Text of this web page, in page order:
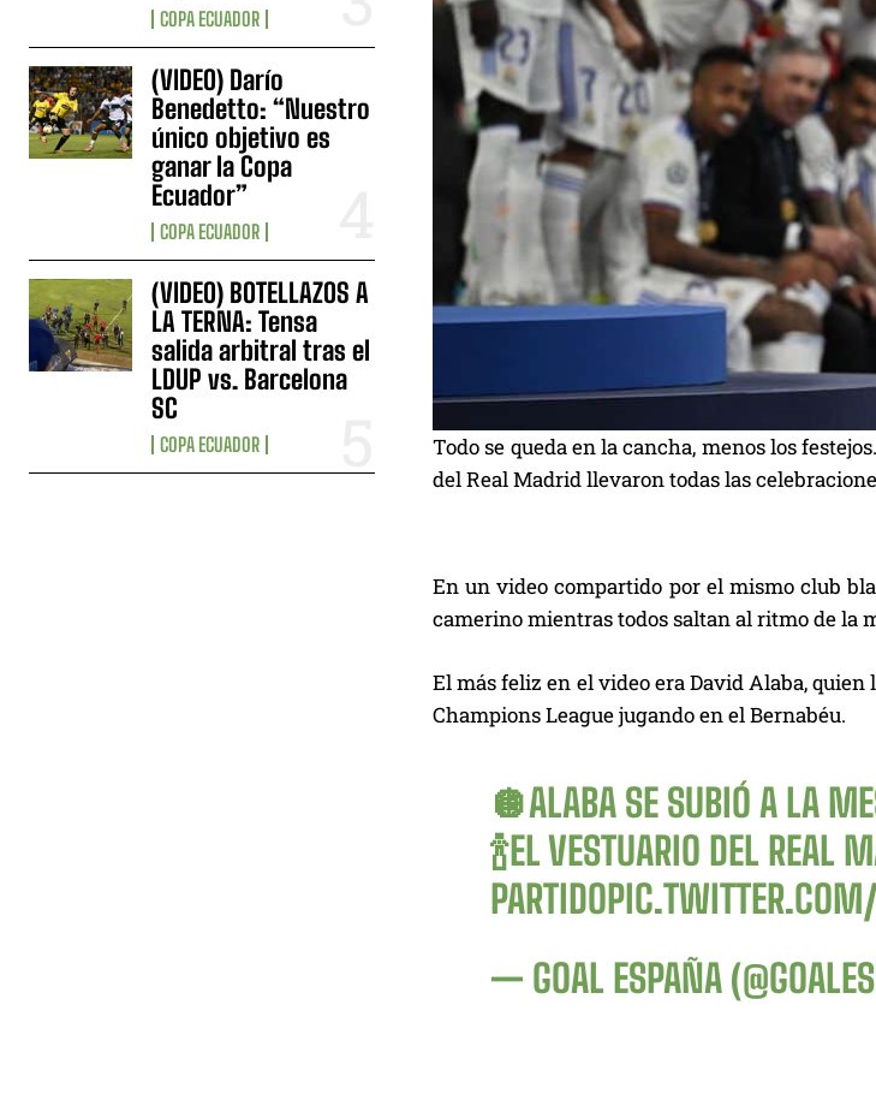
COPA ECUADOR
(VIDEO) Darío
Benedetto: “Nuestro
único objetivo es
ganar la Copa
Ecuador”
COPA ECUADOR
(VIDEO) BOTELLAZOS A
LA TERNA: Tensa
salida arbitral tras el
LDUP vs. Barcelona
SC
COPA ECUADOR
Todo se queda en la cancha, menos los
del Real Madrid llevaron todas las
En un video compartido por el mismo club
camerino mientras todos saltan al ritmo de la
El más feliz en el video era David Alaba,
Champions League jugando en el Bernabéu.
🪩ALABA SE SUBIÓ A LA
🍾EL VESTUARIO DEL REAL
PARTIDO
— GOAL ESPAÑA